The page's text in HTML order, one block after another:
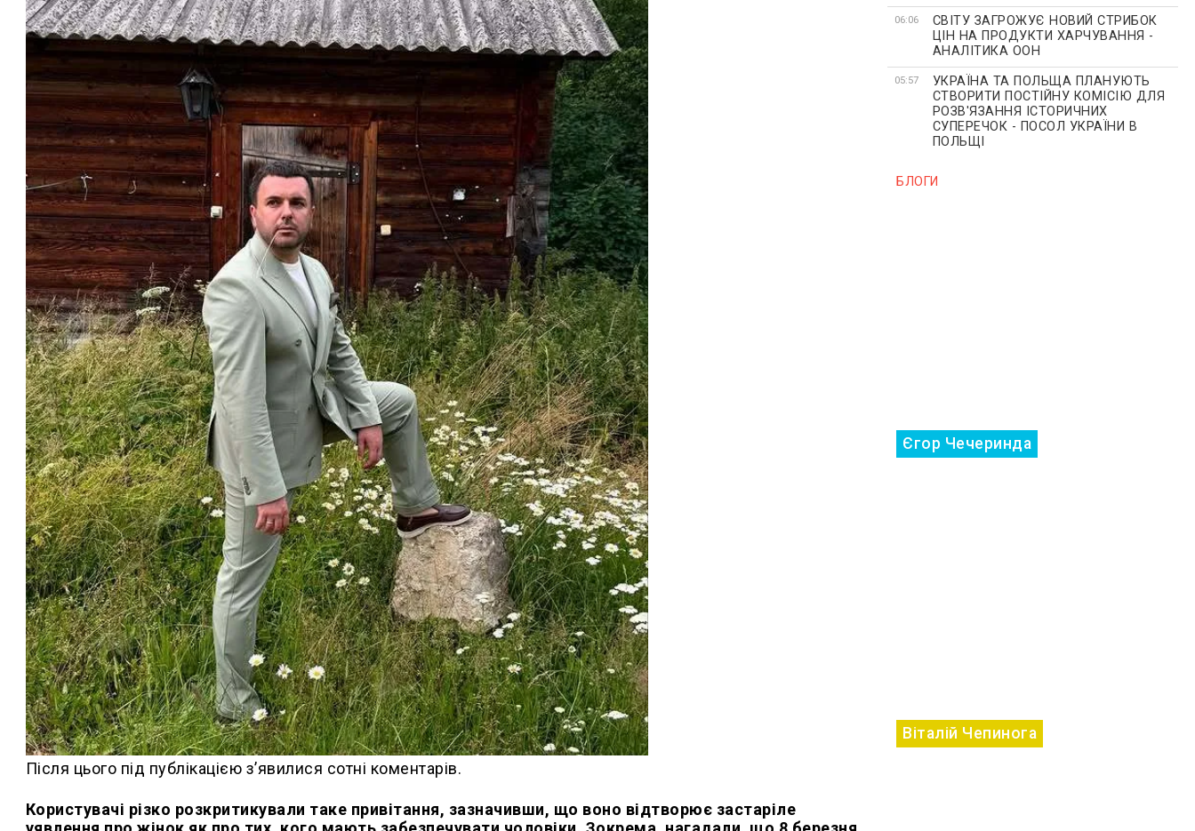
Після цього під публікацією з’явилися сотні коментарів.
Користувачі різко розкритикували таке привітання, зазначивши, що воно відтворює застаріле
06:06
СВІТУ ЗАГРОЖУЄ НОВИЙ СТРИБОК
ЦІН НА ПРОДУКТИ ХАРЧУВАННЯ -
АНАЛІТИКА ООН
05:57
УКРАЇНА ТА ПОЛЬЩА ПЛАНУЮТЬ
СТВОРИТИ ПОСТІЙНУ КОМІСІЮ ДЛЯ
РОЗВ'ЯЗАННЯ ІСТОРИЧНИХ
СУПЕРЕЧОК - ПОСОЛ УКРАЇНИ В
ПОЛЬЩІ
БЛОГИ
Єгор Чечеринда
Віталій Чепинога